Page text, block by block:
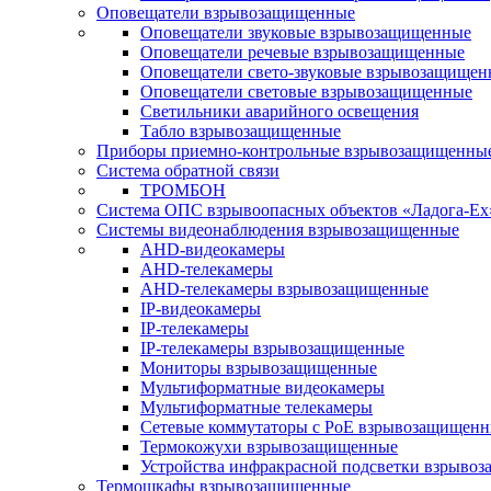
Оповещатели взрывозащищенные
Оповещатели звуковые взрывозащищенные
Оповещатели речевые взрывозащищенные
Оповещатели свето-звуковые
Оповещатели световые взрывозащищенные
Светильники аварийного освещения
Табло взрывозащищенные
Приборы приемно-контрольные
Система обратной связи
ТРОМБОН
Система ОПС взрывоопасных объектов «Ладога-
Системы видеонаблюдения взрывозащищенные
AHD-видеокамеры
AHD-телекамеры
AHD-телекамеры взрывозащищенные
IP-видеокамеры
IP-телекамеры
IP-телекамеры взрывозащищенные
Мониторы взрывозащищенные
Мультиформатные видеокамеры
Мультиформатные телекамеры
Сетевые коммутаторы с РоЕ
Термокожухи взрывозащищенные
Устройства инфракрасной подсветки
Термошкафы взрывозащищенные